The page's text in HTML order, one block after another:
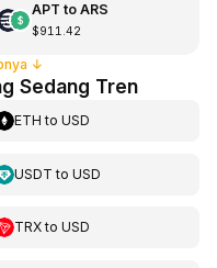
APT to ARS
$911.42
↓
Sedang Tren
ETH toUSD
USDT toUSD
TRXtoUSD